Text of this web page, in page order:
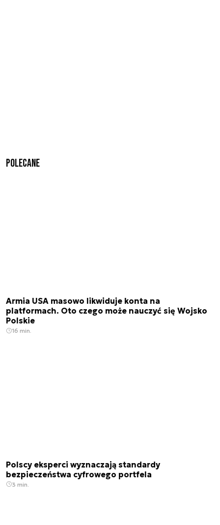
Polecane
Armia USA masowo likwiduje konta na
platformach. Oto czego może nauczyć się Wojsko
Polskie
16 min.
Polscy eksperci wyznaczają standardy
bezpieczeństwa cyfrowego portfela
3 min.